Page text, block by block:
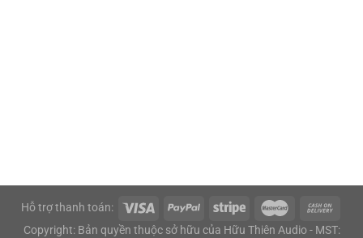
Hỗ trợ thanh toán:
Copyright: Bản quyền thuộc sở hữu của Hữu Thiên Audio - MST: